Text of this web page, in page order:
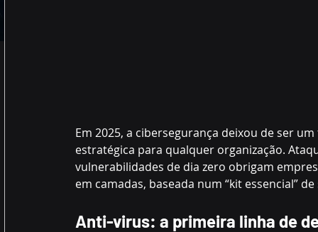
Em 2025, a cibersegurança deixou de ser
estratégica para qualquer organização.
vulnerabilidades de dia zero obrigam
em camadas, baseada num “kit essencial”
Anti-virus: a primeira linha de